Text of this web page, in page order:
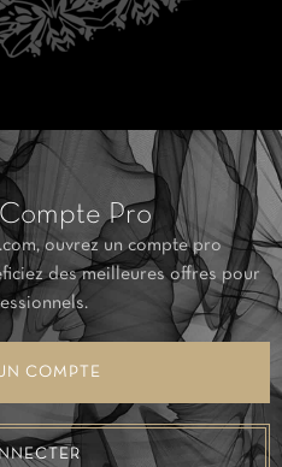
Pro
ouvrez un compte pro
des meilleures offres pour
COMPTE